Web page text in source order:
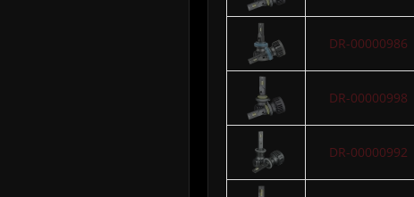
DR-00000986
DR-00000998
DR-00000992